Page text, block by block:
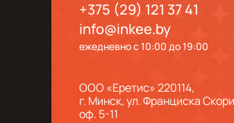
+375 (29) 121 37 41
info@inkee.by
ежедневно с 10:00 до 19:00
ООО «Еретис» 220114,
г. Минск, ул. Франциска
оф. 5-11